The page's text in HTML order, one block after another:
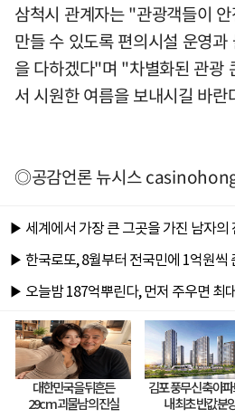
삼척시 관계자는 "관광객들이
만들 수 있도록 편의시설 운영과
을 다하겠다"며 "차별화된 관광
서 시원한 여름을 보내시길 바
◎공감언론 뉴시스